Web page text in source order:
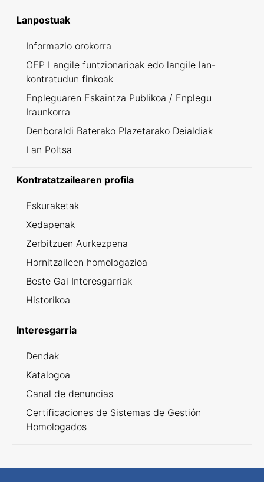
Lanpostuak
Informazio orokorra
OEP Langile funtzionarioak edo langile lan-
kontratudun finkoak
Enpleguaren Eskaintza Publikoa / Enplegu
Iraunkorra
Denboraldi Baterako Plazetarako Deialdiak
Lan Poltsa
Kontratatzailearen profila
Eskuraketak
Xedapenak
Zerbitzuen Aurkezpena
Hornitzaileen homologazioa
Beste Gai Interesgarriak
Historikoa
Interesgarria
Dendak
Katalogoa
Canal de denuncias
Certificaciones de Sistemas de Gestión
Homologados